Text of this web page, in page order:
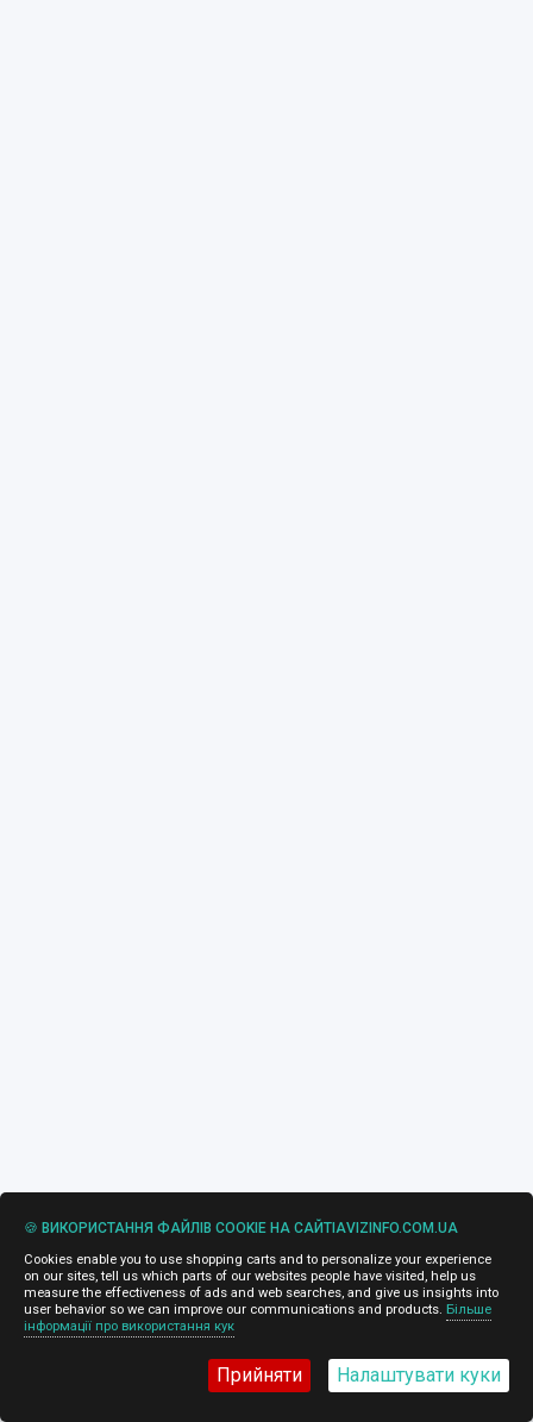
🍪 ВИКОРИСТАННЯ ФАЙЛІВ COOKIE НА САЙТІAVIZINFO.COM.UA
Cookies enable you to use shopping carts and to personalize your experience
on our sites, tell us which parts of our websites people have visited, help us
measure the effectiveness of ads and web searches, and give us insights into
user behavior so we can improve our communications and products. Більше
інформації про використання кук
Прийняти Налаштувати куки